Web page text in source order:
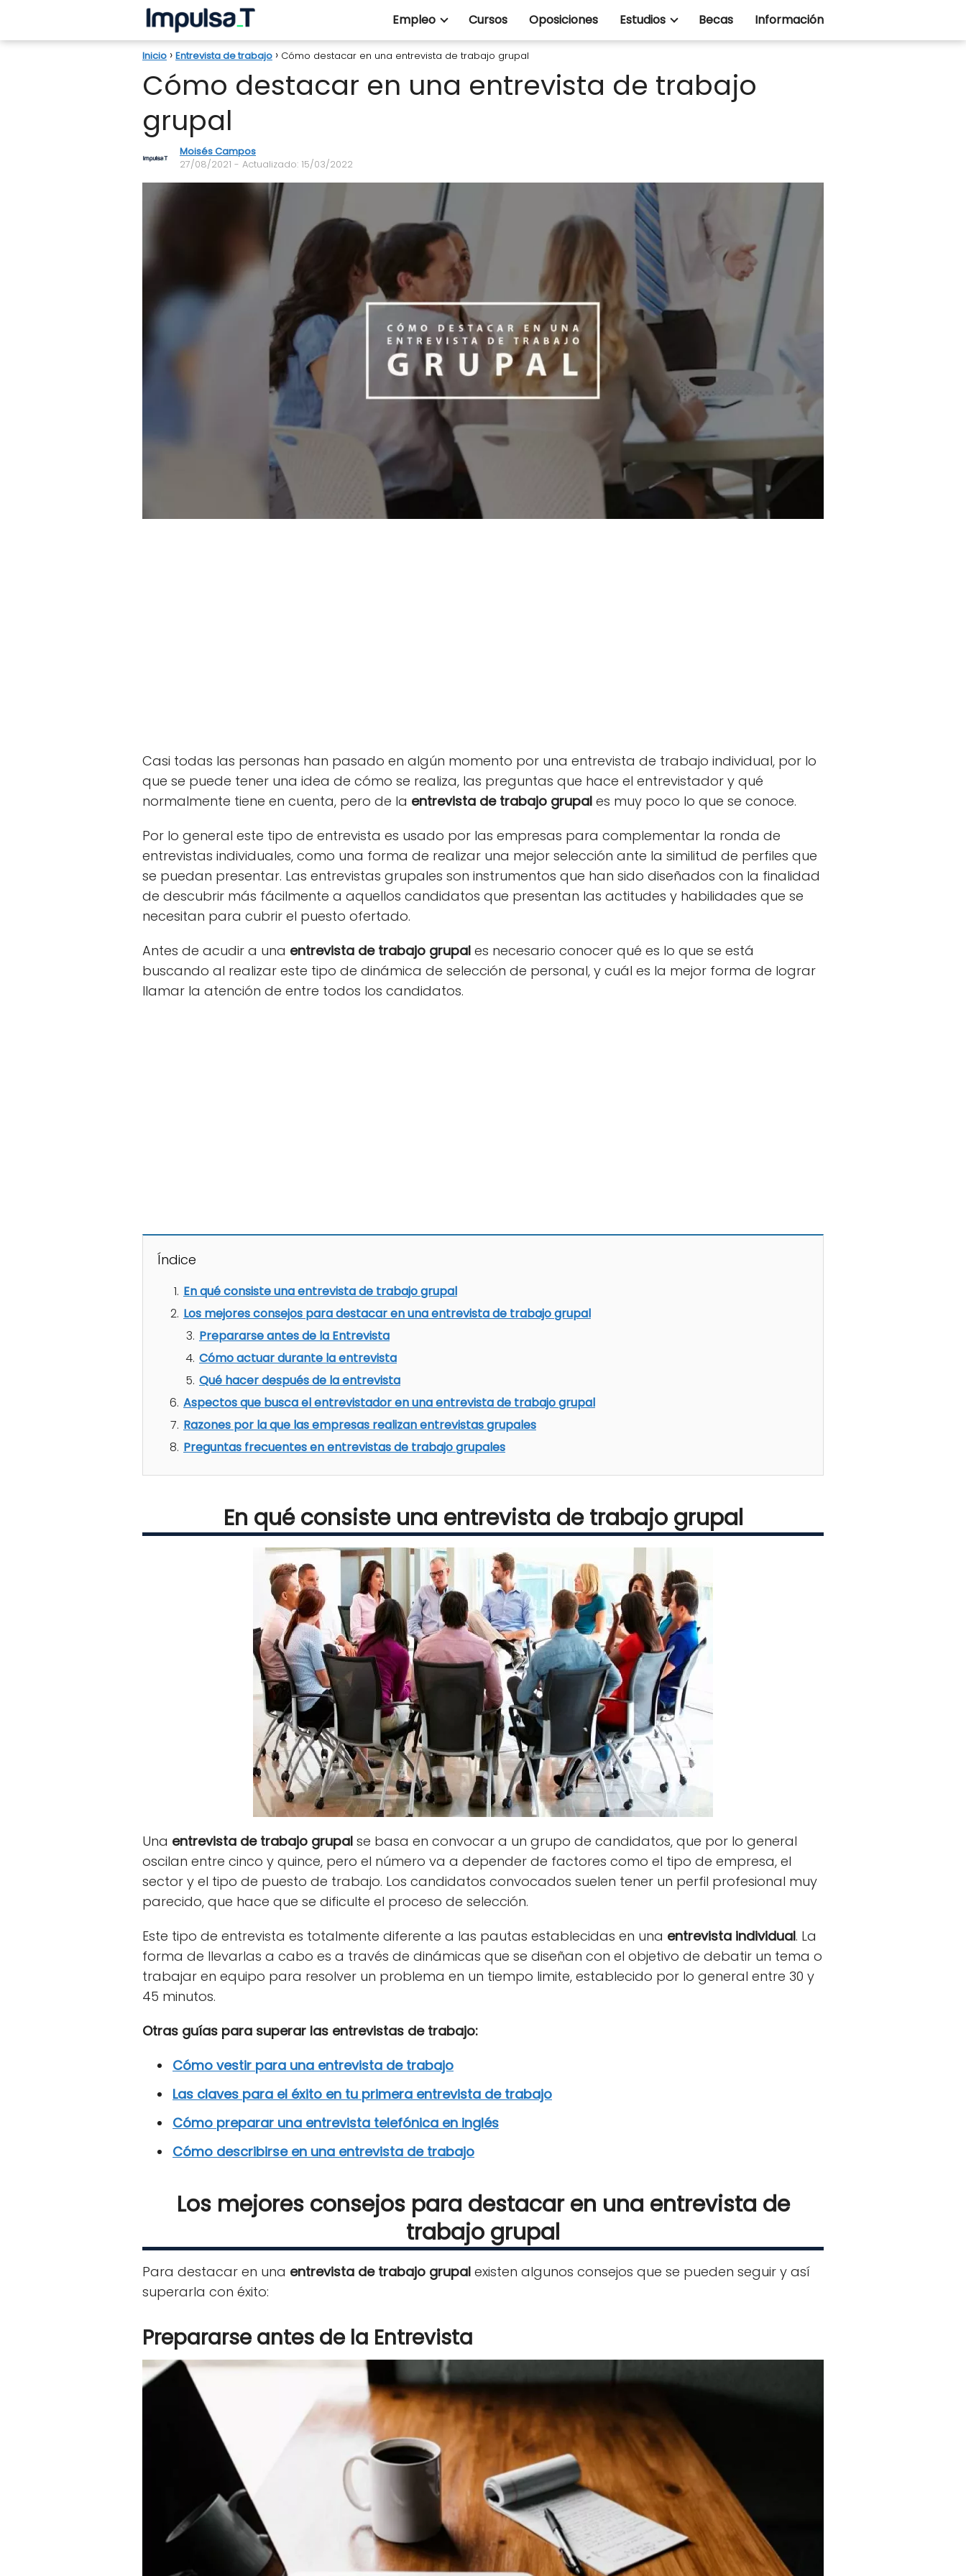
Empleo Cursos Oposiciones Estudios Becas Información
Inicio Entrevista de trabajo Cómo destacar en una entrevista de trabajo grupal
Cómo destacar en una entrevista de trabajo
grupal
Moisés Campos
27/08/2021 - Actualizado: 15/03/2022
Casi todas las personas han pasado en algún momento por una entrevista de trabajo individual, por lo
que se puede tener una idea de cómo se realiza, las preguntas que hace el entrevistador y qué
normalmente tiene en cuenta, pero de la entrevista de trabajo grupal es muy poco lo que se conoce.
Por lo general este tipo de entrevista es usado por las empresas para complementar la ronda de
entrevistas individuales, como una forma de realizar una mejor selección ante la similitud de perfiles que
se puedan presentar. Las entrevistas grupales son instrumentos que han sido diseñados con la finalidad
de descubrir más fácilmente a aquellos candidatos que presentan las actitudes y habilidades que se
necesitan para cubrir el puesto ofertado.
Antes de acudir a una entrevista de trabajo grupal es necesario conocer qué es lo que se está
buscando al realizar este tipo de dinámica de selección de personal, y cuál es la mejor forma de lograr
llamar la atención de entre todos los candidatos.
Índice
En qué consiste una entrevista de trabajo grupal
Los mejores consejos para destacar en una entrevista de trabajo grupal
Prepararse antes de la Entrevista
Cómo actuar durante la entrevista
Qué hacer después de la entrevista
Aspectos que busca el entrevistador en una entrevista de trabajo grupal
Razones por la que las empresas realizan entrevistas grupales
Preguntas frecuentes en entrevistas de trabajo grupales
En qué consiste una entrevista de trabajo grupal
Una entrevista de trabajo grupal se basa en convocar a un grupo de candidatos, que por lo general
oscilan entre cinco y quince, pero el número va a depender de factores como el tipo de empresa, el
sector y el tipo de puesto de trabajo. Los candidatos convocados suelen tener un perfil profesional muy
parecido, que hace que se dificulte el proceso de selección.
Este tipo de entrevista es totalmente diferente a las pautas establecidas en una entrevista individual. La
forma de llevarlas a cabo es a través de dinámicas que se diseñan con el objetivo de debatir un tema o
trabajar en equipo para resolver un problema en un tiempo limite, establecido por lo general entre 30 y
45 minutos.
Otras guías para superar las entrevistas de trabajo:
Cómo vestir para una entrevista de trabajo
Las claves para el éxito en tu primera entrevista de trabajo
Cómo preparar una entrevista telefónica en inglés
Cómo describirse en una entrevista de trabajo
Los mejores consejos para destacar en una entrevista de
trabajo grupal
Para destacar en una entrevista de trabajo grupal existen algunos consejos que se pueden seguir y así
superarla con éxito:
Prepararse antes de la Entrevista